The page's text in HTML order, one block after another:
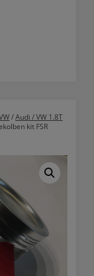
/Audi / VW 1.8T
kit FSR